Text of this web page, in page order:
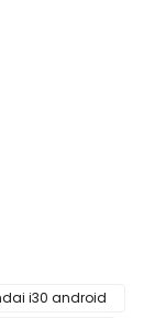
ve diğer
i30 android